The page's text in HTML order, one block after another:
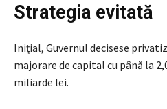
Strategia evitată
Iniţial, Guvernul decisese
majorare de capital cu până la
miliarde lei.